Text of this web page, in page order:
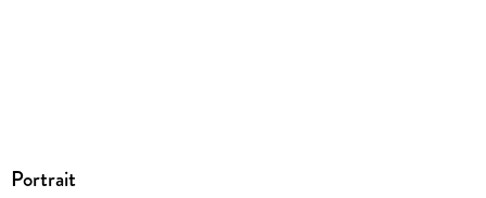
Portrait